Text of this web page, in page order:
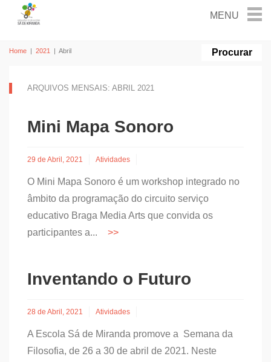
Home | 2021 | Abril
ARQUIVOS MENSAIS: ABRIL 2021
Mini Mapa Sonoro
29 de Abril, 2021 Atividades
O Mini Mapa Sonoro é um workshop integrado no
âmbito da programação do circuito serviço
educativo Braga Media Arts que convida os
participantes a...
Inventando o Futuro
28 de Abril, 2021 Atividades
A Escola Sá de Miranda promove a Semana da
Filosofia, de 26 a 30 de abril de 2021. Neste